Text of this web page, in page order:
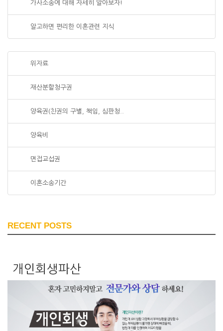
가사소송에 대해 자세히 알아보자!
알고하면 편리한 이혼관련 지식
위자료
재산분할청구권
양육권(친권의 구별, 책임, 심판청..
양육비
면접교섭권
이혼소송기간
RECENT POSTS
개인회생파산